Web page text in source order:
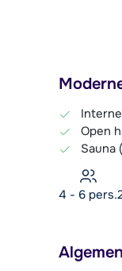
Open
Sauna
4 - 6 pers.